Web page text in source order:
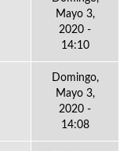
Mayo 3,
2020 -
14:10
Domingo,
Mayo 3,
2020 -
14:08